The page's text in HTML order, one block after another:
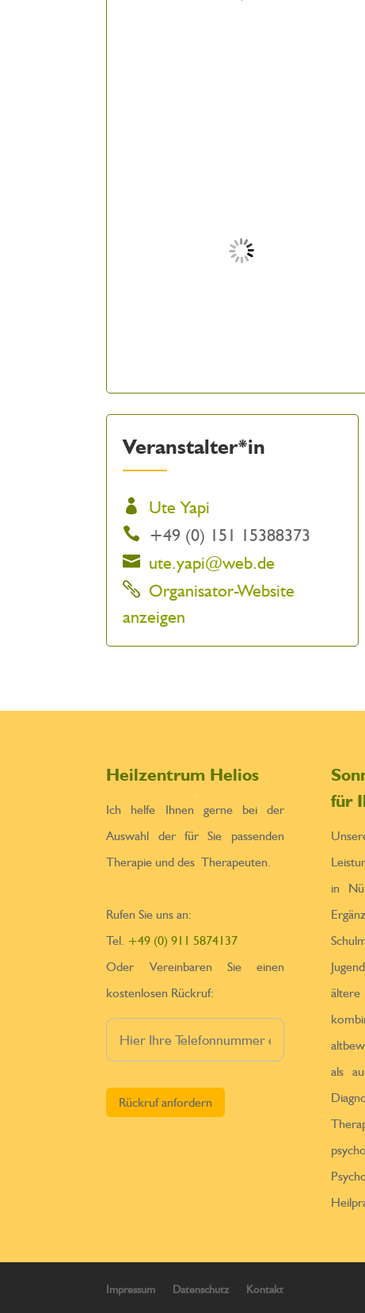
Veranstalter*in
Ute Yapi
+49 (0) 151 15388373
ute.yapi@web.de
Organisator-Website
anzeigen
Heilzentrum Helios
Ich helfe Ihnen gerne bei der
Auswahl der für Sie passenden
Therapie und des Therapeuten.
Rufen Sie uns an:
Tel. +49 (0) 911 5874137
Oder Vereinbaren Sie einen
kostenlosen Rückruf:
für
in
als
Impressum Datenschutz Kontakt